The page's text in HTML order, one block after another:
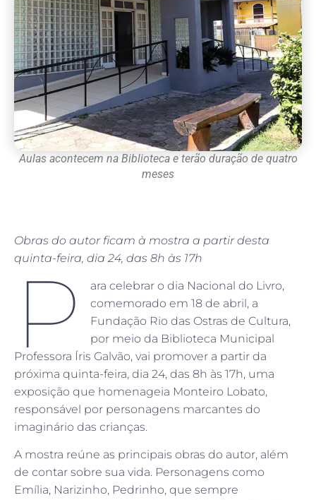
Aulas acontecem na Biblioteca e terão duração de quatro
meses
Obras do autor ficam à mostra a partir desta
quinta-feira, dia 24, das 8h às 17h
P
ara celebrar o dia Nacional do Livro,
comemorado em 18 de abril, a
Fundação Rio das Ostras de Cultura,
por meio da Biblioteca Municipal
Professora Íris Galvão, vai promover a partir da
próxima quinta-feira, dia 24, das 8h às 17h, uma
exposição que homenageia Monteiro Lobato,
responsável por personagens marcantes do
imaginário das crianças.
A mostra reúne as principais obras do autor, além
de contar sobre sua vida. Personagens como
Emília, Narizinho, Pedrinho, que sempre